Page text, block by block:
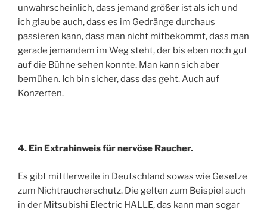
unwahrscheinlich, dass jemand größer ist als ich und
ich glaube auch, dass es im Gedränge durchaus
passieren kann, dass man nicht mitbekommt, dass man
gerade jemandem im Weg steht, der bis eben noch gut
auf die Bühne sehen konnte. Man kann sich aber
bemühen. Ich bin sicher, dass das geht. Auch auf
Konzerten.
4. Ein Extrahinweis für nervöse Raucher.
Es gibt mittlerweile in Deutschland sowas wie Gesetze
zum Nichtraucherschutz. Die gelten zum Beispiel auch
in der Mitsubishi Electric HALLE, das kann man sogar